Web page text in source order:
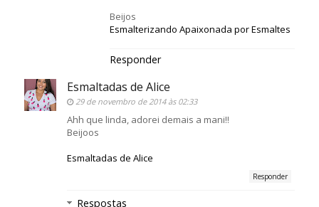
Beijos
Esmalterizando Apaixonada por Esmaltes
Responder
Esmaltadas de Alice
29 de novembro de 2014 às 02:33
Ahh que linda, adorei demais a mani!!
Beijoos
Esmaltadas de Alice
Responder
Respostas